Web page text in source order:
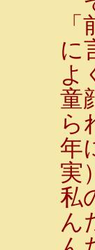
に
よ
童
ら
年
実
私
ん